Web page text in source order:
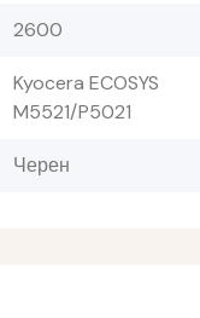
2600
Kyocera ECOSYS
M5521/P5021
Черен